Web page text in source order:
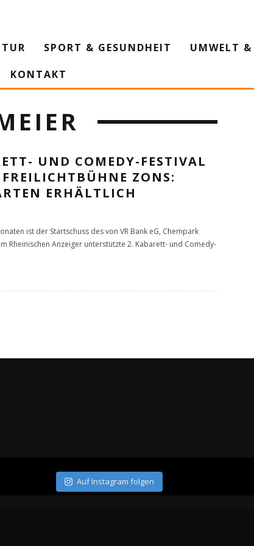
SPORT & GESUNDHEIT UMWELT
KONTAKT
UND COMEDY-FESTIVAL
ZONS:
ERHÄLTLICH
ist der Startschuss des von VR Bank eG, Chempark
Rheinischen Anzeiger unterstützte 2. Kabarett- und Comedy-
Auf Instagram folgen